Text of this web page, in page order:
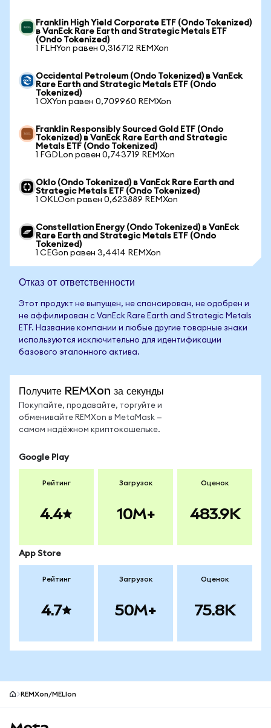
Franklin High Yield Corporate ETF (Ondo Tokenized)
в VanEck Rare Earth and Strategic Metals ETF
(Ondo Tokenized)
1 FLHYon равен 0,316712 REMXon
Occidental Petroleum (Ondo Tokenized) в VanEck
Rare Earth and Strategic Metals ETF (Ondo
Tokenized)
1 OXYon равен 0,709960 REMXon
Franklin Responsibly Sourced Gold ETF (Ondo
Tokenized) в VanEck Rare Earth and Strategic
Metals ETF (Ondo Tokenized)
1 FGDLon равен 0,743719 REMXon
Oklo (Ondo Tokenized) в VanEck Rare Earth and
Strategic Metals ETF (Ondo Tokenized)
1 OKLOon равен 0,623889 REMXon
Constellation Energy (Ondo Tokenized) в VanEck
Rare Earth and Strategic Metals ETF (Ondo
Tokenized)
1 CEGon равен 3,4414 REMXon
Отказ от ответственности
Этот продукт не выпущен, не спонсирован, не одобрен и
не аффилирован с VanEck Rare Earth and Strategic Metals
ETF. Название компании и любые другие товарные знаки
используются исключительно для идентификации
базового эталонного актива.
Получите REMXon за секунды
Покупайте, продавайте, торгуйте и
обменивайте REMXon в MetaMask —
самом надёжном криптокошельке.
Google Play
Рейтинг
4.4
Загрузок
10M+
Оценок
483.9K
App Store
Рейтинг
4.7
Загрузок
50M+
Оценок
75.8K
REMXon/MELIon